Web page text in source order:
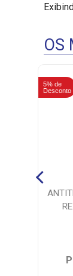
OS
5% de
Desconto